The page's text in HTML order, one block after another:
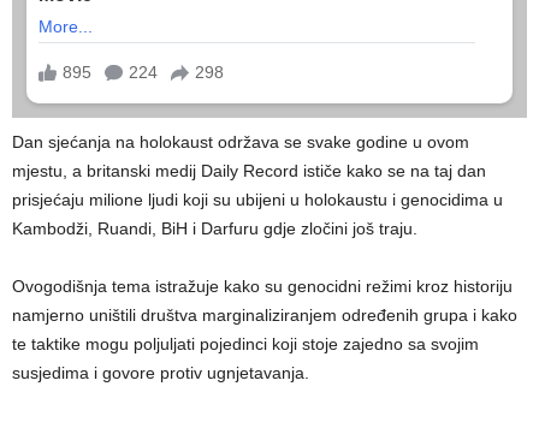
Dan sjećanja na holokaust održava se svake godine u ovom
mjestu, a britanski medij Daily Record ističe kako se na taj dan
prisjećaju milione ljudi koji su ubijeni u holokaustu i genocidima u
Kambodži, Ruandi, BiH i Darfuru gdje zločini još traju.
Ovogodišnja tema istražuje kako su genocidni režimi kroz historiju
namjerno uništili društva marginaliziranjem određenih grupa i kako
te taktike mogu poljuljati pojedinci koji stoje zajedno sa svojim
susjedima i govore protiv ugnjetavanja.